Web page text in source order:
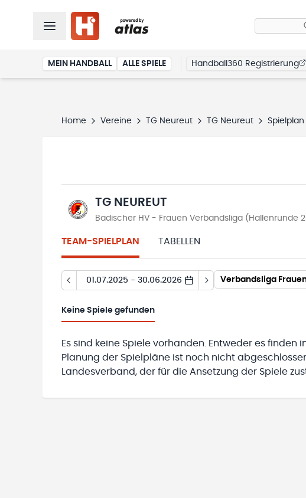
MEIN HANDBALL ALLE SPIELE Handball360 Registrierung
Home Vereine TG Neureut TG Neureut Spielplan
TG NEUREUT
Badischer HV - Frauen Verbandsliga (Hallenrunde
TEAM-SPIELPLAN TABELLEN
01.07.2025 - 30.06.2026 Verbandsliga
Keine Spiele gefunden
Es sind keine Spiele vorhanden. Entweder es
Planung der Spielpläne ist noch nicht
Landesverband, der für die Ansetzung der Spiele